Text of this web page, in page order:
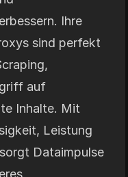
Ihre
sind perfekt
auf
Inhalte. Mit
Leistung
Dataimpulse